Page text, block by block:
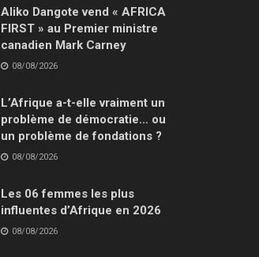
Aliko Dangote vend « AFRICA
FIRST » au Premier ministre
canadien Mark Carney
08/08/2026
L’Afrique a-t-elle vraiment un
problème de démocratie… ou
un problème de fondations ?
08/08/2026
Les 06 femmes les plus
influentes d’Afrique en 2026
08/08/2026